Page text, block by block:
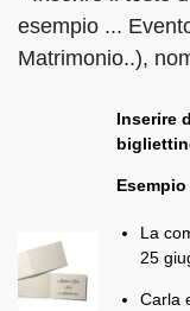
esempio ...
Matrimonio..),
Inserire
La
25
Carla